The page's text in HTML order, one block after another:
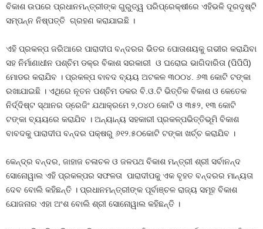
ବିକାଶ ଉପରେ ପ୍ରଧାନମନ୍ତ୍ରୀଙ୍କ ଗୁରୁତ୍ୱ ପରିପ୍ରେକ୍ଷୀରେ ଏହିଭଳି ଦୂରଦୃଷ୍ଟି
ସମ୍ପନ୍ନ ନିଷ୍ପତ୍ତି ଗ୍ରହଣ କରାଯାଇଛି ।
ଏହି ପ୍ରକଳ୍ପ ଜରିଆରେ ପାରାଦୀପ ବନ୍ଦରର ଭିତର ପୋତାଶୟକୁ ଗଭୀର କରାଯିବା
ସହ ନିର୍ମାଣାଧୀନ ପଶ୍ଚିମ ଡକ୍‌ର ବିକାଶ ସରକାରୀ ଓ ଘରୋଇ ଭାଗିଦାରିତା (ପିପିପି)
ମୋଡର କରାଯିବ । ପ୍ରକଳ୍ପ ବାବଦ ବ୍ୟୟ ଅଟକଳ ୩୦୦୪. ୬୩ କୋଟି ଟଙ୍କା
ରଖାଯାଇଛି । ଏଥିରେ ନୂତନ ପଶ୍ଚିମ ଡକର ବି.ଓ.ଟି ଭିତ୍ତିକ ବିକାଶ ଓ କେତେକ
ନିର୍ଦ୍ଦିଷ୍ଟ ସ୍ଥାନର ଡ୍ରେଜିଂ ଯଥାକ୍ରମେ ୨,୦୪୦ କୋଟି ଓ ୩୫୨, ୧୩ କୋଟି
ଟଙ୍କା ବ୍ୟୟରେ କରାଯିବ । ଅନ୍ୟାନ୍ୟ ସହକାରୀ ପ୍ରକଳ୍ପଭିତ୍ତିଭୂମି ବିକାଶ
ବାବଦକୁ ପାରାଦୀପ ବନ୍ଦର ପକ୍ଷରୁ ୬୧୨.୫୦କୋଟି ଟଙ୍କା ଖର୍ଚ୍ଚ କରାଯିବ ।
କେନ୍ଦ୍ର ବନ୍ଦର, ଜାହାଜ ଚଳାଚଳ ଓ ଜଳପଥ ବିକାଶ ମନ୍ତ୍ରୀ ଶ୍ରୀ ସର୍ବାନନ୍ଦ
ସୋନୋୱାଲ ଏହି ପ୍ରକଳ୍ପର ସଫଳତା ପାରାଦୀପକୁ ଏକ ବୃହତ ବନ୍ଦରର ମାନ୍ୟତା
ଦେବ ବୋଲି କହିଛନ୍ତି । ପ୍ରଧାନମନ୍ତ୍ରୀଙ୍କ ପୂର୍ବାଞ୍ଚଳ ରାଜ୍ୟ ସମୂହ ବିକାଶ
ଯୋଜନାର ଏହା ଅଂଶ ବୋଲି ଶ୍ରୀ ସୋନୋୱାଲ କହିଛନ୍ତି ।